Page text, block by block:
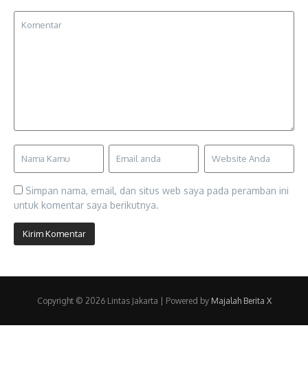
Simpan nama, email, dan situs web saya pada peramban ini
untuk komentar saya berikutnya.
Copyright © 2026 Lintas Jakarta | Powered by Majalah Berita X